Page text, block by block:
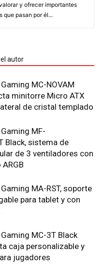
y ofrecer importantes
que pasan por él...
autor
MC-NOVAM
minitorre Micro ATX
de cristal templado
MF-
Black, sistema de
de 3 ventiladores con
MA-RST, soporte
para tablet y con
MC-3T Black
caja personalizable y
jugadores